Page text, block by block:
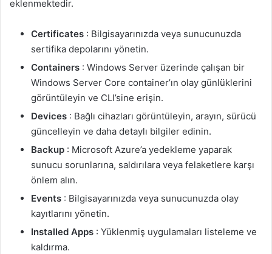
eklenmektedir.
Certificates : Bilgisayarınızda veya sunucunuzda
sertifika depolarını yönetin.
Containers : Windows Server üzerinde çalışan bir
Windows Server Core container’ın olay günlüklerini
görüntüleyin ve CLI’sine erişin.
Devices : Bağlı cihazları görüntüleyin, arayın, sürücü
güncelleyin ve daha detaylı bilgiler edinin.
Backup : Microsoft Azure’a yedekleme yaparak
sunucu sorunlarına, saldırılara veya felaketlere karşı
önlem alın.
Events : Bilgisayarınızda veya sunucunuzda olay
kayıtlarını yönetin.
Installed Apps : Yüklenmiş uygulamaları listeleme ve
kaldırma.